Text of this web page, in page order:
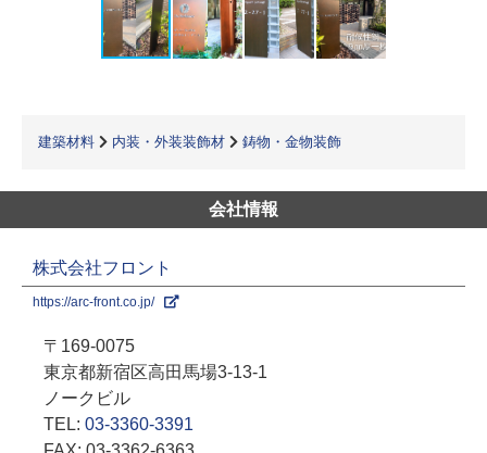
建築材料 内装・外装装飾材 鋳物・金物装飾
会社情報
株式会社フロント
https://arc-front.co.jp/
〒169-0075
東京都新宿区高田馬場3-13-1
ノークビル
TEL: 03-3360-3391